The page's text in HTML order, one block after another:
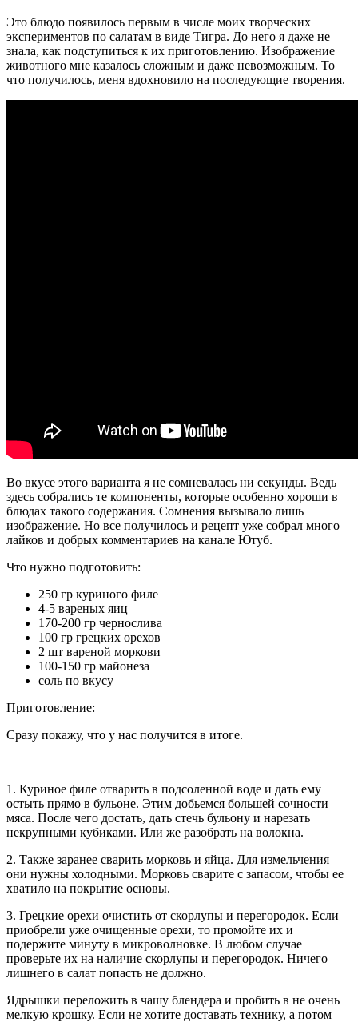
Это блюдо появилось первым в числе моих творческих
экспериментов по салатам в виде Тигра. До него я даже не
знала, как подступиться к их приготовлению. Изображение
животного мне казалось сложным и даже невозможным. То
что получилось, меня вдохновило на последующие творения.
Во вкусе этого варианта я не сомневалась ни секунды. Ведь
здесь собрались те компоненты, которые особенно хороши в
блюдах такого содержания. Сомнения вызывало лишь
изображение. Но все получилось и рецепт уже собрал много
лайков и добрых комментариев на канале Ютуб.
Что нужно подготовить:
250 гр куриного филе
4-5 вареных яиц
170-200 гр чернослива
100 гр грецких орехов
2 шт вареной моркови
100-150 гр майонеза
соль по вкусу
Приготовление:
Сразу покажу, что у нас получится в итоге.
1. Куриное филе отварить в подсоленной воде и дать ему
остыть прямо в бульоне. Этим добьемся большей сочности
мяса. После чего достать, дать стечь бульону и нарезать
некрупными кубиками. Или же разобрать на волокна.
2. Также заранее сварить морковь и яйца. Для измельчения
они нужны холодными. Морковь сварите с запасом, чтобы ее
хватило на покрытие основы.
3. Грецкие орехи очистить от скорлупы и перегородок. Если
приобрели уже очищенные орехи, то промойте их и
подержите минуту в микроволновке. В любом случае
проверьте их на наличие скорлупы и перегородок. Ничего
лишнего в салат попасть не должно.
Ядрышки переложить в чашу блендера и пробить в не очень
мелкую крошку. Если не хотите доставать технику, а потом